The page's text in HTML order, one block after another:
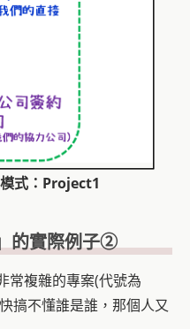
式：Project1
的實際例子②
常複雜的專案(代號為
搞不懂誰是誰，那個人又